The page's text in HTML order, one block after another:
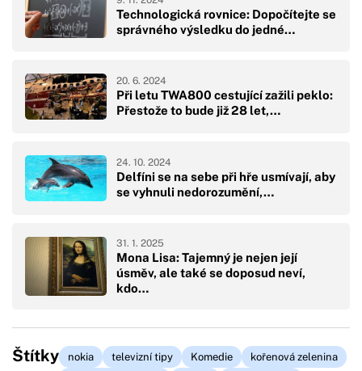
Technologická rovnice: Dopočítejte se
správného výsledku do jedné…
Při letu TWA800 cestující zažili peklo:
Přestože to bude již 28 let,…
20. 6. 2024
Delfíni se na sebe při hře usmívají, aby
se vyhnuli nedorozumění,…
24. 10. 2024
Mona Lisa: Tajemný je nejen její
úsměv, ale také se doposud neví,
kdo…
31. 1. 2025
Štítky nokia televizní tipy Komedie
kořenová zelenina